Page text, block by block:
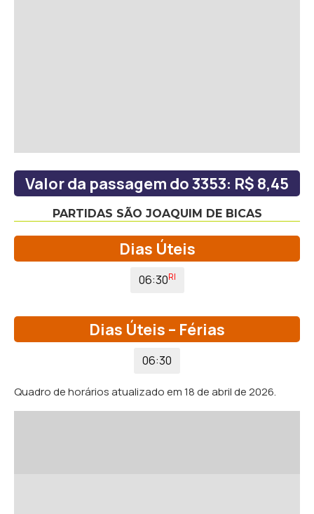
Valor da passagem do 3353: R$ 8,45
PARTIDAS SÃO JOAQUIM DE BICAS
Dias Úteis
06:30RI
Dias Úteis – Férias
06:30
Quadro de horários atualizado em 18 de abril de 2026.